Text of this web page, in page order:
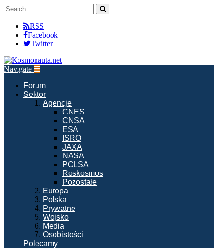
RSS
Facebook
Twitter
Navigate
Forum
Sektor
Agencje
CNES
CNSA
ESA
ISRO
JAXA
NASA
POLSA
Roskosmos
Pozostałe
Europa
Polska
Prywatne
Wojsko
Media
Osobistości
Polecamy